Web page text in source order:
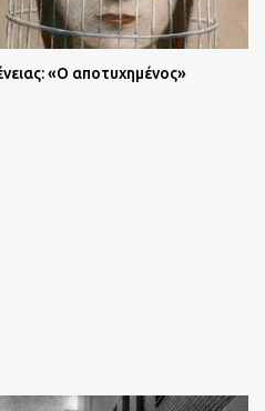
«Ο αποτυχημένος»